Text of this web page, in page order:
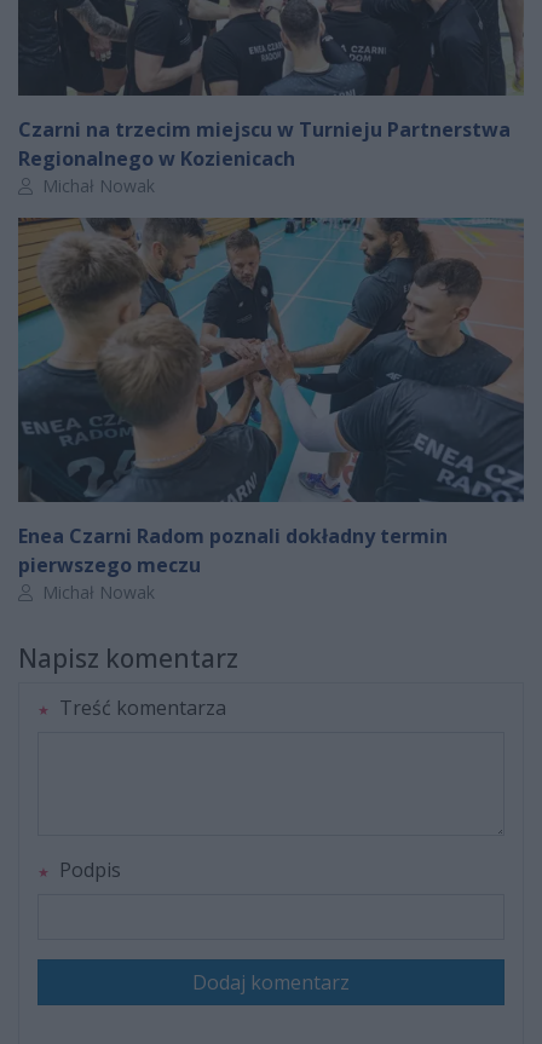
Czarni na trzecim miejscu w Turnieju Partnerstwa
Regionalnego w Kozienicach
Autor artykułu:
Michał Nowak
Enea Czarni Radom poznali dokładny termin
pierwszego meczu
Autor artykułu:
Michał Nowak
Napisz komentarz
Treść komentarza
Podpis
Dodaj komentarz